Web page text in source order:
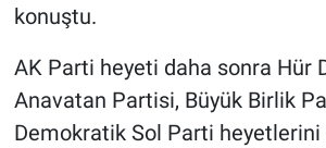
konuştu.
AK Parti heyeti daha sonra Hür
Anavatan Partisi, Büyük Birlik
Demokratik Sol Parti